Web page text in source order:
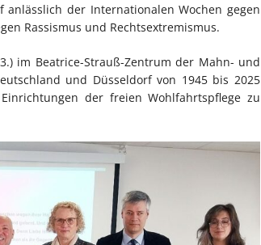
der Internationalen Wochen gegen
Rassismus und Rechtsextremismus.
im Beatrice-Strauß-Zentrum der Mahn- und
und Düsseldorf von 1945 bis 2025
der freien Wohlfahrtspflege zu